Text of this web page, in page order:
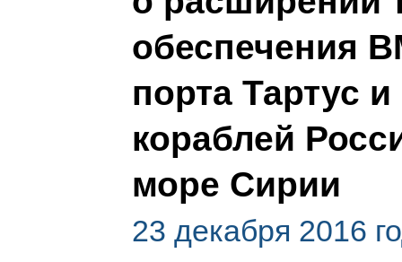
обеспечения
порта Тартус
кораблей
море Сирии
23 декабря 2016